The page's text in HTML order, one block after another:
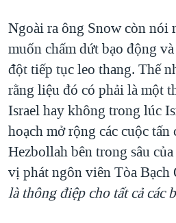
VĂN HOÁ
THỂ THAO
GIÁO DỤC
TRỊNH VĨNH BÌNH - NGƯỜI HẠ
GROUND ZERO – XƯA VÀ NAY
CÁC GIÁ TRỊ CỘNG HÒA Ở VIỆT
THƯỢNG ĐỈNH TRUMP-KIM TẠI
TRỊNH VĨNH BÌNH VS. CHÍNH
NGƯ DÂN VIỆT VÀ LÀN SÓNG
Ngôn ngữ khác
Ngoài ra ông Snow còn nói
muốn chấm dứt bạo động
đột tiếp tục leo thang. Thế
rằng liệu đó có phải là một
Israel hay không trong lúc
hoạch mở rộng các cuộc tấn
Hezbollah bên trong sâu
vị phát ngôn viên Tòa Bạch
là thông điệp cho tất cả các